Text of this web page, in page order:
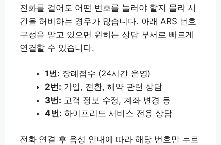
전화를 걸어도 어떤 번호를 눌러야 할지 몰라 시
간을 허비하는 경우가 많습니다. 아래 ARS 번호
구성을 알고 있으면 원하는 상담 부서로 빠르게
연결할 수 있습니다.
1번: 장례접수 (24시간 운영)
2번: 가입, 전환, 해약 관련 상담
3번: 고객 정보 수정, 계좌 변경 등
4번: 하이프리드 서비스 전용 상담
전화 연결 후 음성 안내에 따라 해당 번호만 누르